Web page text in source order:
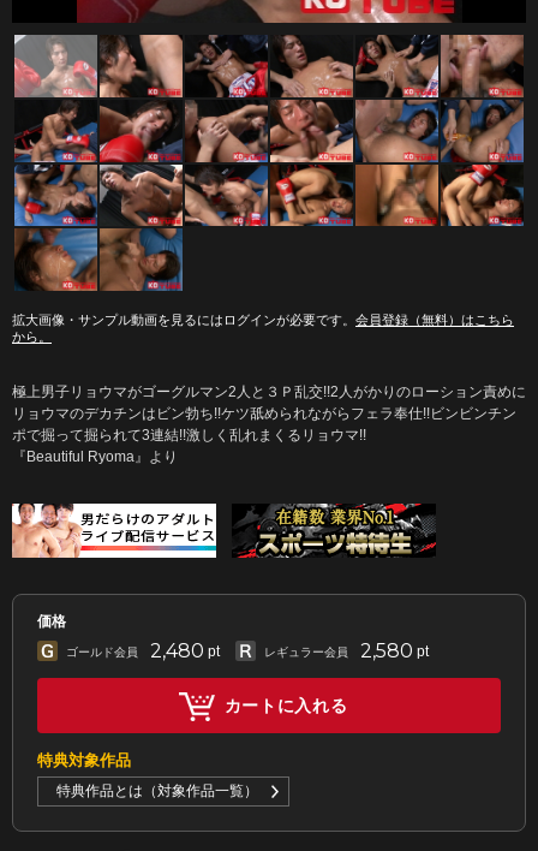
拡大画像・サンプル動画を見るにはログインが必要です。 会員登録（無料）はこちら
から。
極上男子リョウマがゴーグルマン2人と３Ｐ乱交!!2人がかりのローション責めに
リョウマのデカチンはビン勃ち!!ケツ舐められながらフェラ奉仕!!ビンビンチン
ポで掘って掘られて3連結!!激しく乱れまくるリョウマ!!
『Beautiful Ryoma』より
価格
ゴールド会員 2,480 pt レギュラー会員 2,580 pt
カートに入れる
特典対象作品
特典作品とは（対象作品一覧）